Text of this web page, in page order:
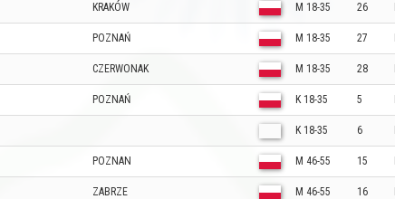
KRAKÓW M 18-35 26
POZNAŃ M 18-35 27
CZERWONAK M 18-35 28
POZNAŃ K 18-35 5
K 18-35 6
POZNAN M 46-55 15
ZABRZE M 46-55 16